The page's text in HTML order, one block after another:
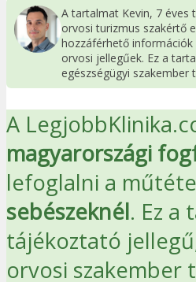
A tartalmat Kevin, 7 éves
orvosi turizmus szakértő
hozzáférhető
orvosi jellegűek. Ez a
egészségügyi szakember
A
magyarországi
lefoglalni a
sebészeknél. Ez a
tájékoztató
orvosi szakember